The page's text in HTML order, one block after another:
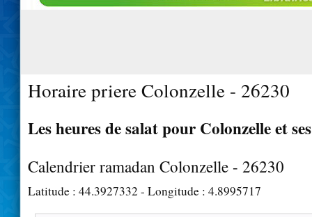
Horaire priere Colonzelle - 26230
Les heures de salat pour Colonzelle et
Calendrier ramadan Colonzelle - 26230
Latitude : 44.3927332 - Longitude : 4.8995717